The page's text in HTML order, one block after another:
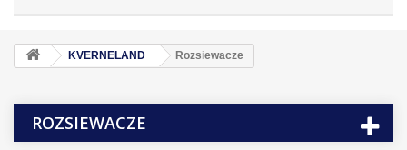
KVERNELAND Rozsiewacze
ROZSIEWACZE